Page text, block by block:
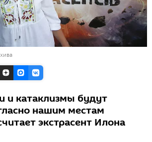
и катаклизмы будут
нашим местам
экстрасент Илона